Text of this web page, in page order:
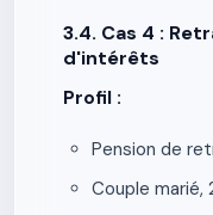
3.4. Cas 4 :
d'intérêts
Profil :
Pension de
Couple marié,